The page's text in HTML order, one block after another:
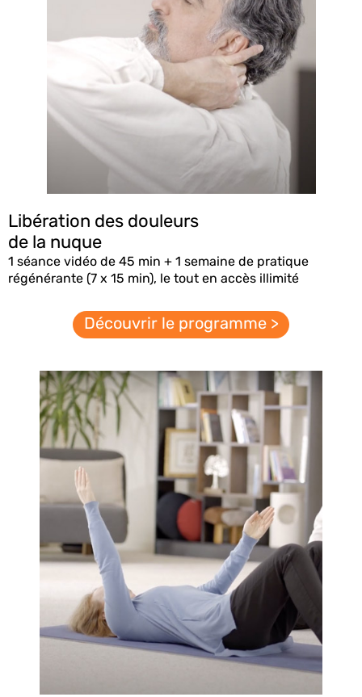
Libération des douleurs
de la nuque
1 séance vidéo de 45 min + 1 semaine de pratique
régénérante (7 x 15 min), le tout en accès illimité
Découvrir le programme >